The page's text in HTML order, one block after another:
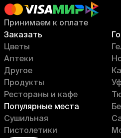
Заказать
Цветы
Аптеки
Другое
Продукты
Рестораны и кафе
Популярные места
Сушильная
Пистолетики
Принимаем к оплате